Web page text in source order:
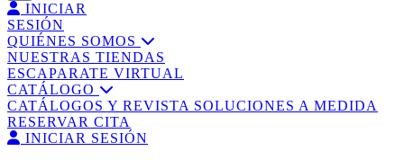
INICIAR
SESIÓN
QUIÉNES SOMOS
NUESTRAS TIENDAS
ESCAPARATE VIRTUAL
CATÁLOGO
CATÁLOGOS Y REVISTA SOLUCIONES A MEDIDA
RESERVAR CITA
INICIAR SESIÓN